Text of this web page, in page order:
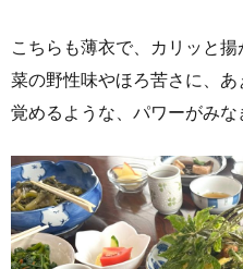
こちらも薄衣で、カリッと
菜の野性味やほろ苦さに、
覚めるような、パワーがみな